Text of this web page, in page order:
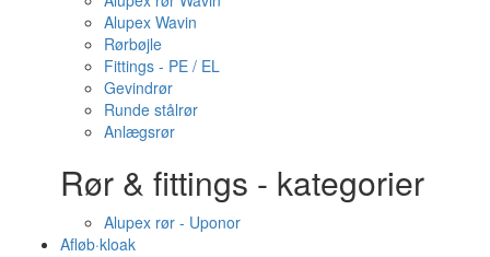
Alupex Wavin
Rørbøjle
Fittings - PE / EL
Gevindrør
Runde stålrør
Anlægsrør
Rør & fittings - kategorier
Alupex rør - Uponor
Afløb·kloak